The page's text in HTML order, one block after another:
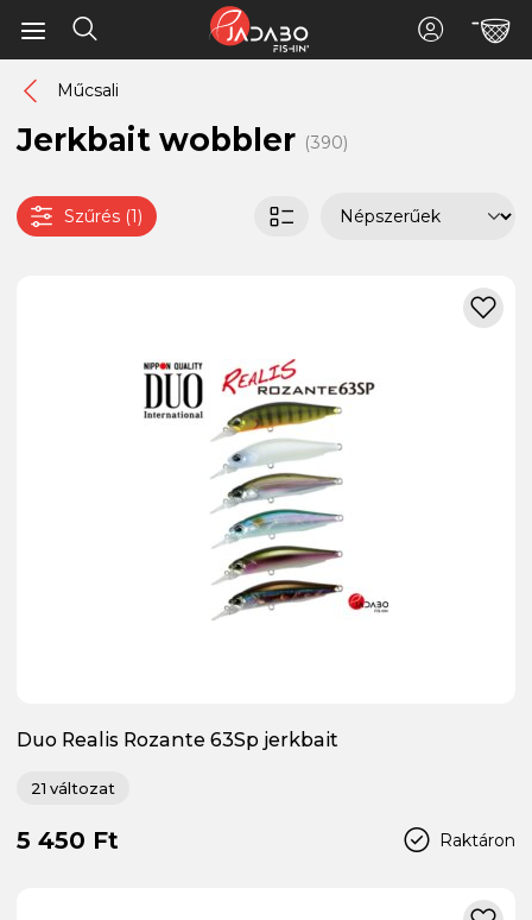
Műcsali
Jerkbait wobbler (390)
Szűrés (1)
Duo Realis Rozante 63Sp jerkbait
21 változat
Raktáron
5 450 Ft